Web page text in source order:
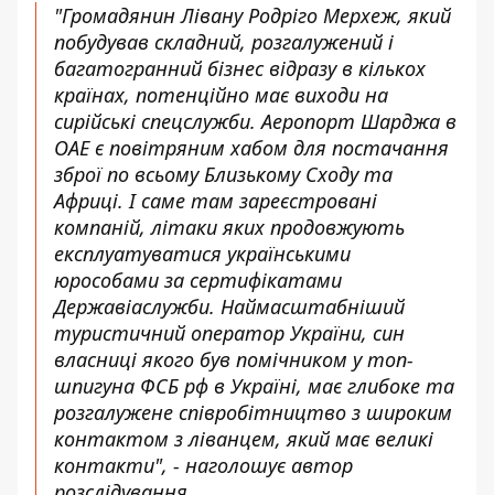
"Громадянин Лівану Родріго Мерхеж, який
побудував складний, розгалужений і
багатогранний бізнес відразу в кількох
країнах, потенційно має виходи на
сирійські спецслужби. Аеропорт Шарджа в
ОАЕ є повітряним хабом для постачання
зброї по всьому Близькому Сходу та
Африці. І саме там зареєстровані
компаній, літаки яких продовжують
експлуатуватися українськими
юрособами за сертифікатами
Державіаслужби. Наймасштабніший
туристичний оператор України, син
власниці якого був помічником у топ-
шпигуна ФСБ рф в Україні, має глибоке та
розгалужене співробітництво з широким
контактом з ліванцем, який має великі
контакти", - наголошує автор